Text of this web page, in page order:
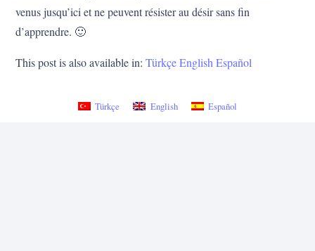
venus jusqu’ici et ne peuvent résister au désir sans fin
d’apprendre. 🙂
This post is also available in:Türkçe English Español
Türkçe English Español